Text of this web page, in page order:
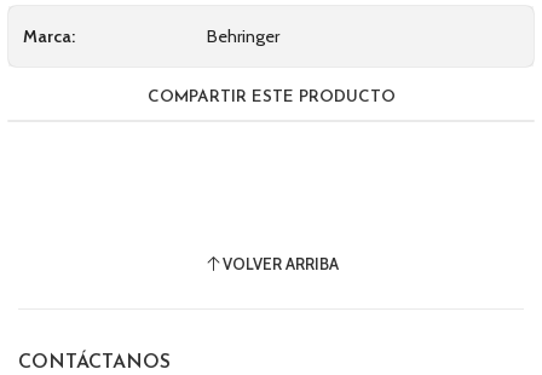
Marca: Behringer
COMPARTIR ESTE PRODUCTO
VOLVER ARRIBA
CONTÁCTANOS